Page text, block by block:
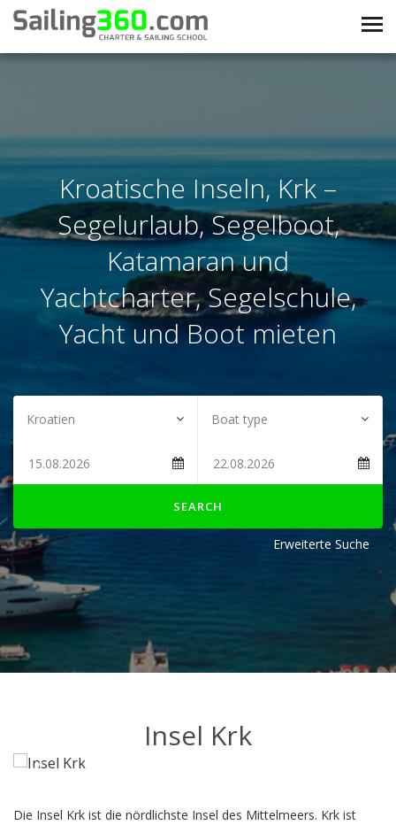
Kroatische Inseln, Krk –
Segelurlaub, Segelboot,
Katamaran und
Yachtcharter, Segelschule,
Yacht und Boot mieten
SEARCH
Erweiterte Suche
Insel Krk
Die Insel Krk ist die nördlichste Insel des Mittelmeers. Krk ist